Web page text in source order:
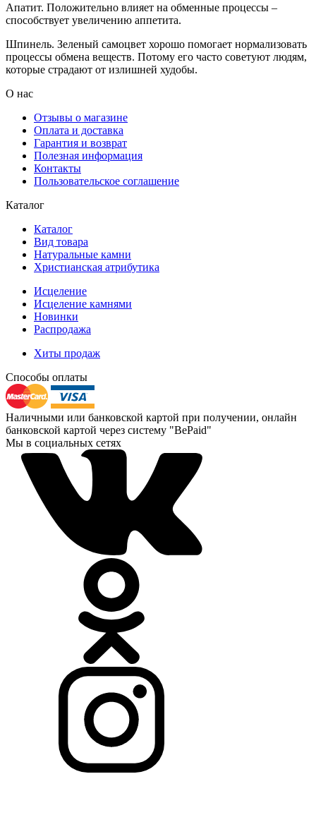
Апатит. Положительно влияет на обменные процессы –
способствует увеличению аппетита.
Шпинель. Зеленый самоцвет хорошо помогает нормализовать
процессы обмена веществ. Потому его часто советуют людям,
которые страдают от излишней худобы.
О нас
Отзывы о магазине
Оплата и доставка
Гарантия и возврат
Полезная информация
Контакты
Пользовательское соглашение
Каталог
Каталог
Вид товара
Натуральные камни
Христианская атрибутика
Исцеление
Исцеление камнями
Новинки
Распродажа
Хиты продаж
Способы оплаты
Наличными или банковской картой при получении, онлайн
банковской картой через систему "BePaid"
Мы в социальных сетях